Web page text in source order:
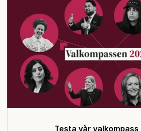
Testa vår valkompass